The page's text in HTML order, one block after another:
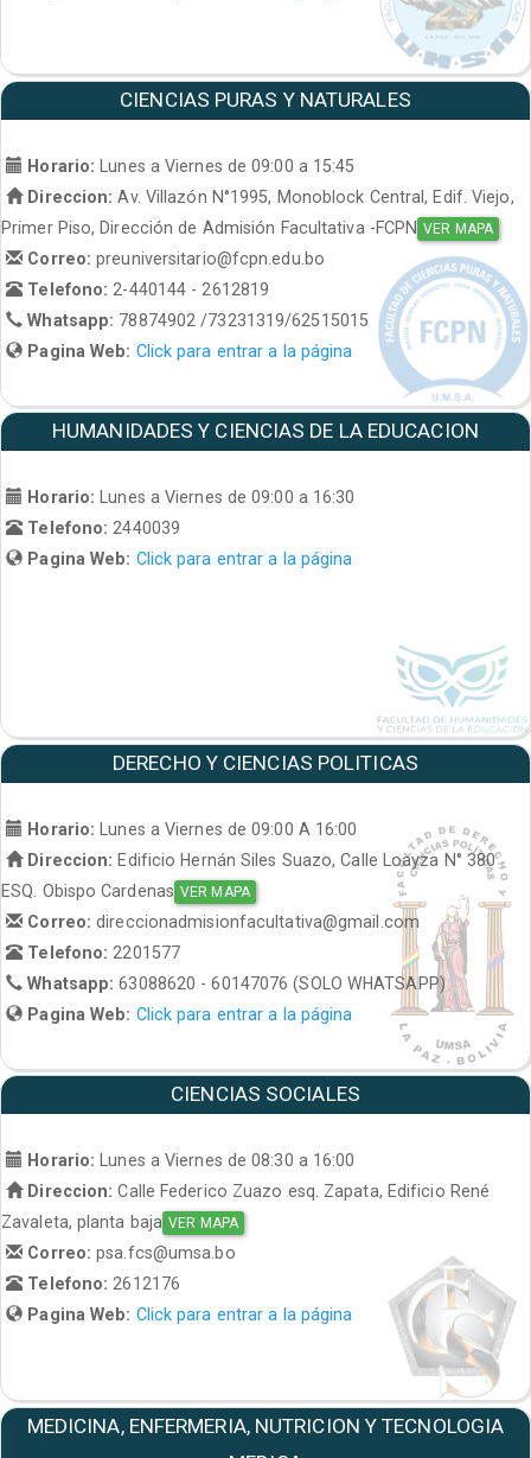
CIENCIAS PURAS Y NATURALES
Horario:
Lunes a Viernes de 09:00 a 15:45
Direccion: Av. Villazón N°1995, Monoblock Central, Edif. Viejo,
Primer Piso, Dirección de Admisión Facultativa -FCPN VER MAPA
Correo:preuniversitario@fcpn.edu.bo
Telefono: 2-440144 - 2612819
Whatsapp: 78874902 /73231319/62515015
Pagina Web: Click para entrar a la página
HUMANIDADES Y CIENCIAS DE LA EDUCACION
Horario: Lunes a Viernes de 09:00 a 16:30
Telefono:2440039
Pagina Web: Click para entrar a la página
DERECHO Y CIENCIAS POLITICAS
Horario:
Lunes a Viernes de 09:00 A 16:00
Direccion: Edificio Hernán Siles Suazo, Calle Loayza N° 380
ESQ. Obispo Cardenas VER MAPA
Correo:direccionadmisionfacultativa@gmail.com
Telefono: 2201577
Whatsapp:63088620 - 60147076 (SOLO WHATSAPP)
Pagina Web: Click para entrar a la página
CIENCIAS SOCIALES
Horario:
Lunes a Viernes de 08:30 a 16:00
Direccion: Calle Federico Zuazo esq. Zapata, Edificio René
Zavaleta, planta baja VER MAPA
Correo:psa.fcs@umsa.bo
Telefono: 2612176
Pagina Web: Click para entrar a la página
MEDICINA, ENFERMERIA, NUTRICION Y TECNOLOGIA